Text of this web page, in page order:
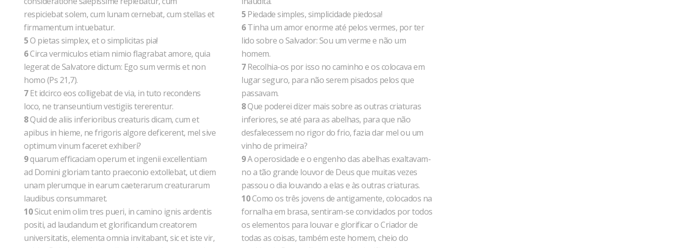
respiciebat solem, cum lunam cernebat, cum stellas et
firmamentum intuebatur.
5O pietas simplex, et o simplicitas pia!
6Circa vermiculos etiam nimio flagrabat amore, quia
legerat de Salvatore dictum: Ego sum vermis et non
homo (Ps 21,7).
7Et idcirco eos colligebat de via, in tuto recondens
loco, ne transeuntium vestigiis tererentur.
8Quid de aliis inferioribus creaturis dicam, cum et
apibus in hieme, ne frigoris algore deficerent, mel sive
optimum vinum faceret exhiberi?
9quarum efficaciam operum et ingenii excellentiam
ad Domini gloriam tanto praeconio extollebat, ut diem
unam plerumque in earum caeterarum creaturarum
laudibus consummaret.
10Sicut enim olim tres pueri, in camino ignis ardentis
positi, ad laudandum et glorificandum creatorem
universitatis, elementa omnia invitabant, sic et iste vir,
5Piedade simples, simplicidade piedosa!
6Tinha um amor enorme até pelos vermes, por ter
lido sobre o Salvador: Sou um verme e não um
homem.
7Recolhia-os por isso no caminho e os colocava em
lugar seguro, para não serem pisados pelos que
passavam.
8Que poderei dizer mais sobre as outras criaturas
inferiores, se até para as abelhas, para que não
desfalecessem no rigor do frio, fazia dar mel ou um
vinho de primeira?
9A operosidade e o engenho das abelhas exaltavam-
no a tão grande louvor de Deus que muitas vezes
passou o dia louvando a elas e às outras criaturas.
10Como os três jovens de antigamente, colocados na
fornalha em brasa, sentiram-se convidados por todos
os elementos para louvar e glorificar o Criador de
todas as coisas, também este homem, cheio do